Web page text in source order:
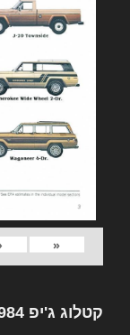
«
קטלוג ג'יפ 1984